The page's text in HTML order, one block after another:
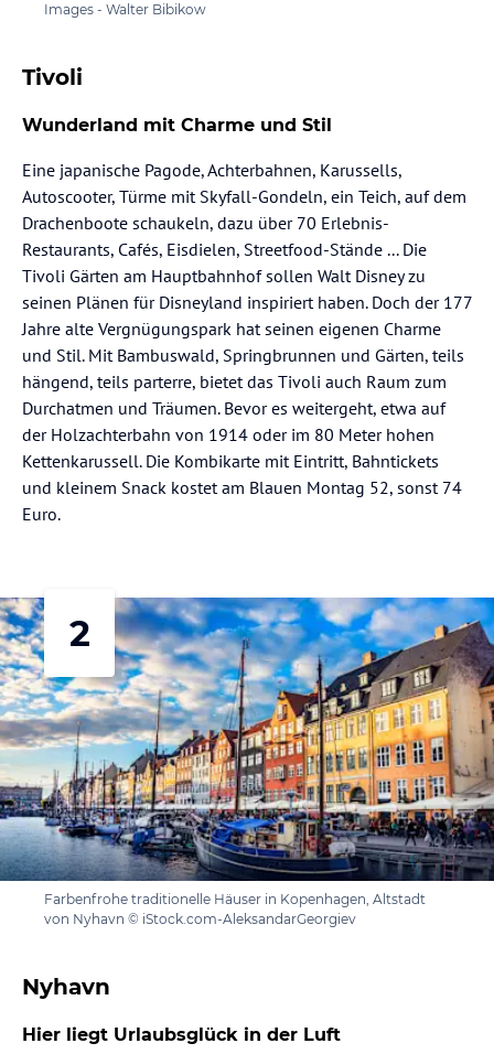
Images - Walter Bibikow
Tivoli
Wunderland mit Charme und Stil
Eine japanische Pagode, Achterbahnen, Karussells,
Autoscooter, Türme mit Skyfall-Gondeln, ein Teich, auf dem
Drachenboote schaukeln, dazu über 70 Erlebnis-
Restaurants, Cafés, Eisdielen, Streetfood-Stände ... Die
Tivoli Gärten am Hauptbahnhof sollen Walt Disney zu
seinen Plänen für Disneyland inspiriert haben. Doch der 177
Jahre alte Vergnügungspark hat seinen eigenen Charme
und Stil. Mit Bambuswald, Springbrunnen und Gärten, teils
hängend, teils parterre, bietet das Tivoli auch Raum zum
Durchatmen und Träumen. Bevor es weitergeht, etwa auf
der Holzachterbahn von 1914 oder im 80 Meter hohen
Kettenkarussell. Die Kombikarte mit Eintritt, Bahntickets
und kleinem Snack kostet am Blauen Montag 52, sonst 74
Euro.
2
Farbenfrohe traditionelle Häuser in Kopenhagen, Altstadt
von Nyhavn © iStock.com-AleksandarGeorgiev
Nyhavn
Hier liegt Urlaubsglück in der Luft